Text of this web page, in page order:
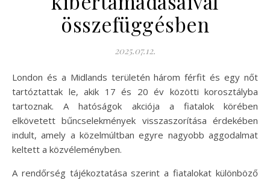
összefüggésben
2025.07.12.
London és a Midlands területén három férfit és egy nőt
tartóztattak le, akik 17 és 20 év közötti korosztályba
tartoznak. A hatóságok akciója a fiatalok körében
elkövetett bűncselekmények visszaszorítása érdekében
indult, amely a közelmúltban egyre nagyobb aggodalmat
keltett a közvéleményben.
A rendőrség tájékoztatása szerint a fiatalokat különböző